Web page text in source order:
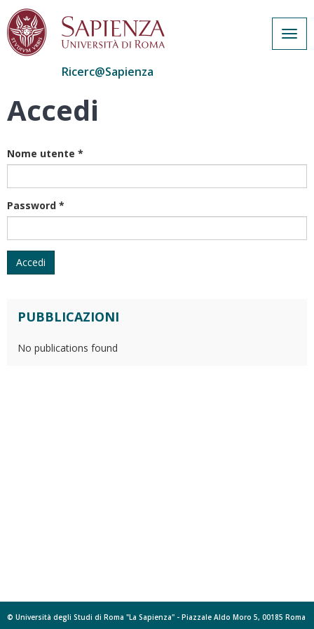
Salta
Ricerc@Sapienza
Accedi
Nome utente *
Password *
Accedi
PUBBLICAZIONI
No publications found
© Università degli Studi di Roma "La Sapienza" - Piazzale Aldo Moro 5, 00185 Roma